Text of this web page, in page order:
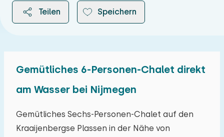
Teilen Speichern
Gemütliches 6-Personen-Chalet direkt
am Wasser bei Nijmegen
Gemütliches Sechs-Personen-Chalet auf den
Kraaijenbergse Plassen in der Nähe von
August 2026
Mo Di Mi Do Fr Sa